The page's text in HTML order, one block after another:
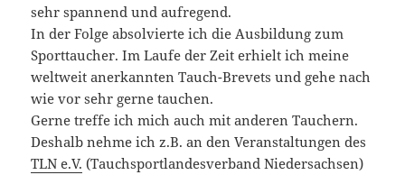
sehr spannend und aufregend.
In der Folge absolvierte ich die Ausbildung zum
Sporttaucher. Im Laufe der Zeit erhielt ich meine
weltweit anerkannten Tauch-Brevets und gehe nach
wie vor sehr gerne tauchen.
Gerne treffe ich mich auch mit anderen Tauchern.
Deshalb nehme ich z.B. an den Veranstaltungen des
TLN e.V. (Tauchsportlandesverband Niedersachsen)